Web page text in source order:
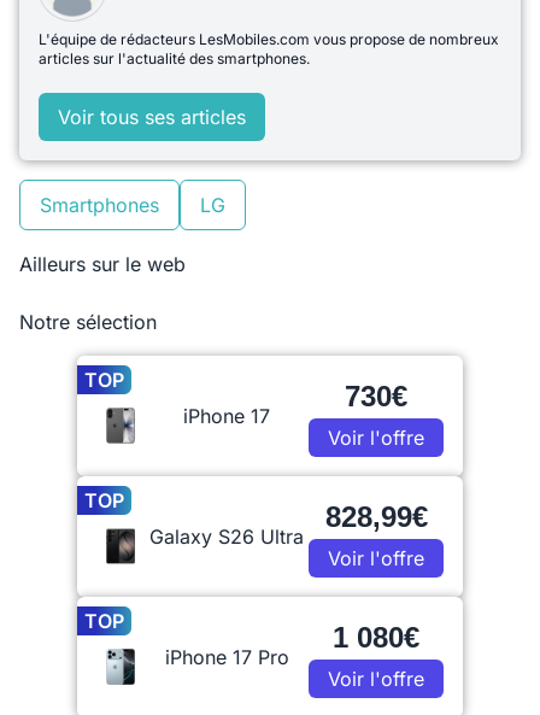
L'équipe de rédacteurs LesMobiles.com vous propose de nombreux
articles sur l'actualité des smartphones.
Voir tous ses articles
Smartphones LG
Ailleurs sur le web
Notre sélection
TOP
iPhone 17
730€
Voir l'offre
TOP
Galaxy S26 Ultra
828,99€
Voir l'offre
TOP
iPhone 17 Pro
1 080€
Voir l'offre